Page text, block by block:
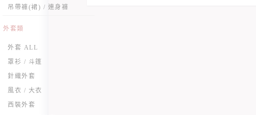
吊帶褲(裙) / 連身褲
外套類
外套 ALL
罩衫 / 斗篷
針織外套
風衣 / 大衣
西裝外套